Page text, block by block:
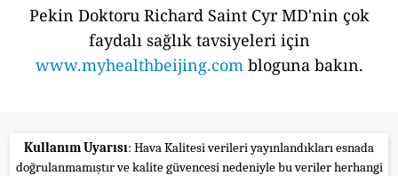
Pekin Doktoru Richard Saint Cyr MD'nin çok
faydalı sağlık tavsiyeleri için
www.myhealthbeijing.combloguna bakın.
Kullanım Uyarısı: Hava Kalitesi verileri yayınlandıkları esnada
doğrulanmamıştır ve kalite güvencesi nedeniyle bu veriler herhangi